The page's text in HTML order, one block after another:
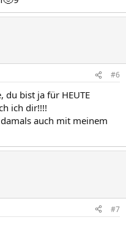
#6
du bist ja für HEUTE
ich dir!!!!
auch mit meinem
#7